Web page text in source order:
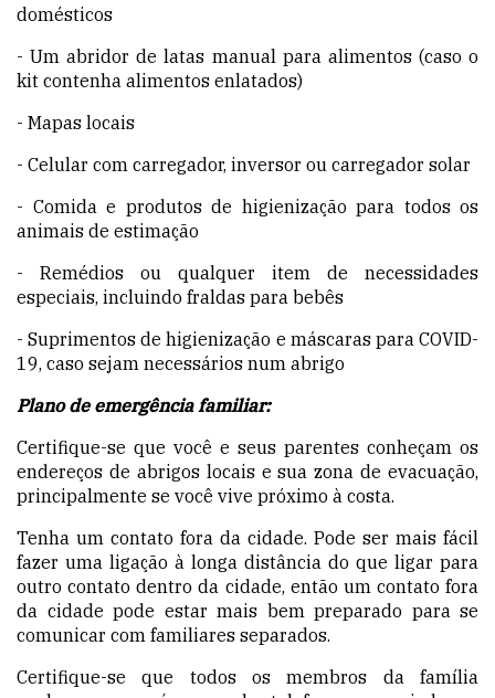
domésticos
- Um abridor de latas manual para alimentos (caso o
kit contenha alimentos enlatados)
- Mapas locais
- Celular com carregador, inversor ou carregador solar
- Comida e produtos de higienização para todos os
animais de estimação
- Remédios ou qualquer item de necessidades
especiais, incluindo fraldas para bebês
- Suprimentos de higienização e máscaras para COVID-
19, caso sejam necessários num abrigo
Plano de emergência familiar:
Certifique-se que você e seus parentes conheçam os
endereços de abrigos locais e sua zona de evacuação,
principalmente se você vive próximo à costa.
Tenha um contato fora da cidade. Pode ser mais fácil
fazer uma ligação à longa distância do que ligar para
outro contato dentro da cidade, então um contato fora
da cidade pode estar mais bem preparado para se
comunicar com familiares separados.
Certifique-se que todos os membros da família